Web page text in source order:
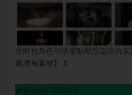
次时代角色与场景贴图渲染综合
高清有素材】 1
课程介绍C000818：